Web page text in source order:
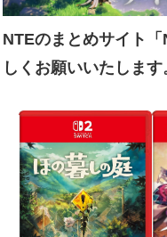
NTEのまとめサイト
しくお願いいたします